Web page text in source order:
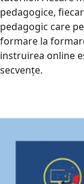
pedagogice,
pedagogic care
formare la
instruirea online
secvențe.